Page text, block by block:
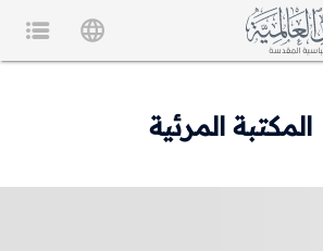
المكتبة المرئية